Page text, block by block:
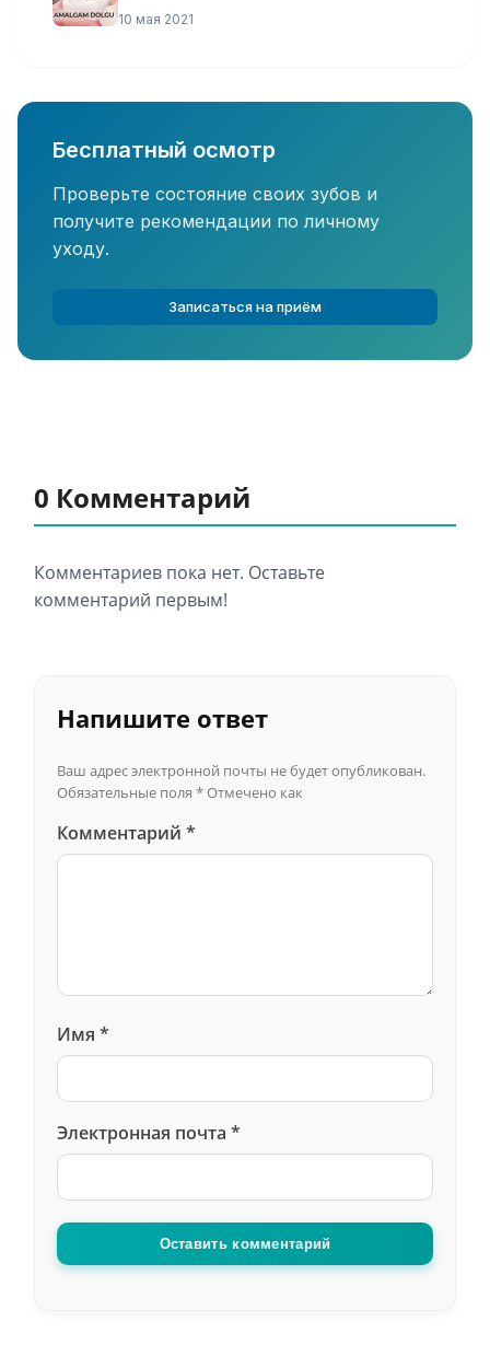
10 мая 2021
Бесплатный осмотр
Проверьте состояние своих зубов и
получите рекомендации по личному
уходу.
Записаться на приём
0 Комментарий
Комментариев пока нет. Оставьте
комментарий первым!
Напишите ответ
Ваш адрес электронной почты не будет опубликован.
Обязательные поля *Отмечено как
Комментарий *
Имя *
Электронная почта *
Оставить комментарий